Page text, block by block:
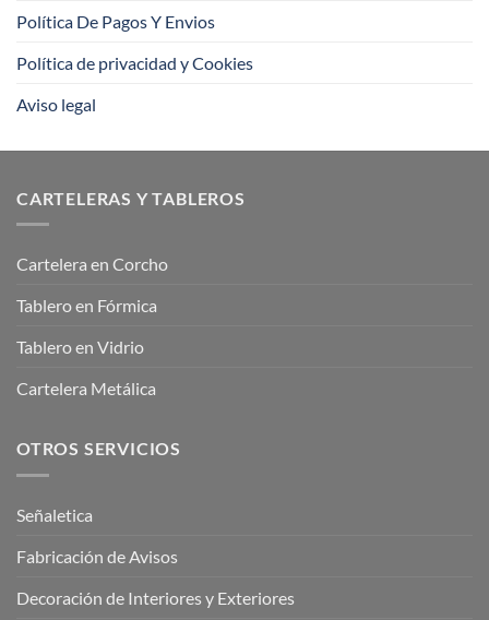
Política De Pagos Y Envios
Política de privacidad y Cookies
Aviso legal
CARTELERAS Y TABLEROS
Cartelera en Corcho
Tablero en Fórmica
Tablero en Vidrio
Cartelera Metálica
OTROS SERVICIOS
Señaletica
Fabricación de Avisos
Decoración de Interiores y Exteriores